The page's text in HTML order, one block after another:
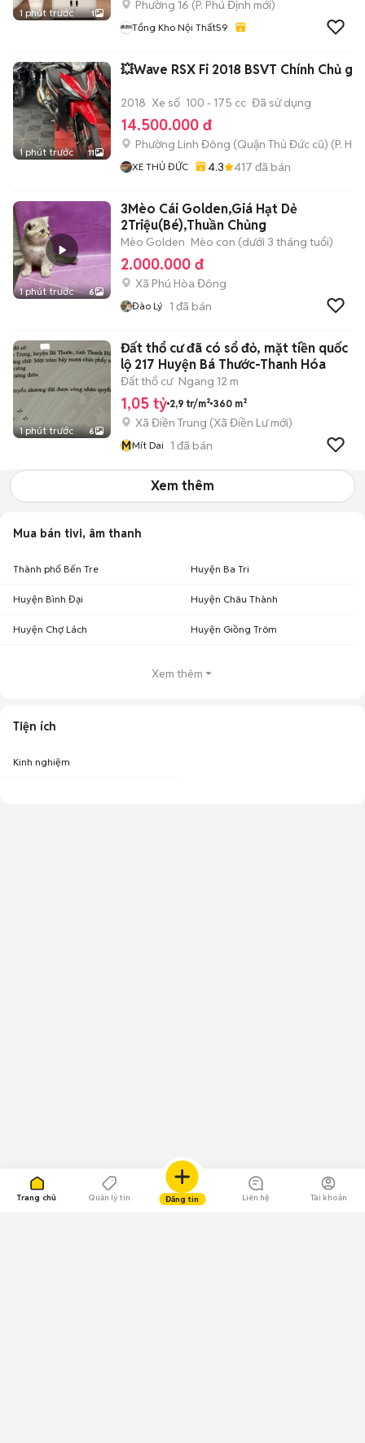
Trang chủ Quản lý tin Đăng tin Liên hệ Tài khoản
1 phút trước 1
Phường 16 (P. Phú Định mới)
Tổng Kho Nội Thất59
1 phút trước 11
💥Wave RSX Fi 2018 BSVT Chính Chủ
2018 Xe số 100 - 175 cc Đã sử dụng
14.500.000 đ
Phường Linh Đông (Quận Thủ Đức cũ) (P.
XE THỦ ĐỨC 4.3 417 đã bán
1 phút trước 6
3Mèo Cái Golden,Giá Hạt Dẻ
2Triệu(Bé),Thuần Chủng
Mèo Golden Mèo con (dưới 3 tháng tuổi)
2.000.000 đ
Xã Phú Hòa Đông
Đào Lý 1 đã bán
1 phút trước 6
Đất thổ cư đã có sổ đỏ, mặt tiền quốc
lộ 217 Huyện Bá Thước-Thanh Hóa
Đất thổ cư Ngang 12 m
1,05 tỷ 2,9 tr/m² 360 m²
Xã Điền Trung (Xã Điền Lưmới)
MMít Dai 1 đã bán
Xem thêm
Mua bán tivi, âm thanh
Thành phố Bến Tre Huyện Ba Tri
Huyện Bình Đại Huyện Châu Thành
Huyện Chợ Lách Huyện Giồng Trôm
Xem thêm
Tiện ích
Kinh nghiệm